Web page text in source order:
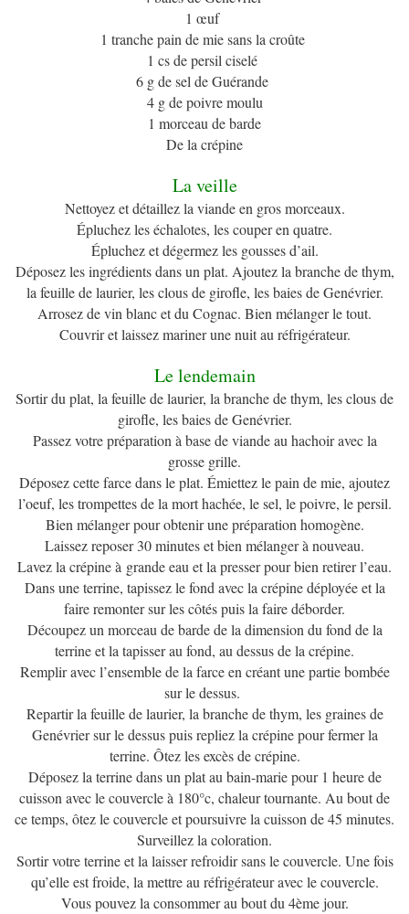
1 œuf
1 tranche pain de mie sans la croûte
1 cs de persil ciselé
6 g de sel de Guérande
4 g de poivre moulu
1 morceau de barde
De la crépine
La veille
Nettoyez et détaillez la viande en gros morceaux.
Épluchez les échalotes, les couper en quatre.
Épluchez et dégermez les gousses d’ail.
Déposez les ingrédients dans un plat. Ajoutez la branche de thym,
la feuille de laurier, les clous de girofle, les baies de Genévrier.
Arrosez de vin blanc et du Cognac. Bien mélanger le tout.
Couvrir et laissez mariner une nuit au réfrigérateur.
Le lendemain
Sortir du plat, la feuille de laurier, la branche de thym, les clous de
girofle, les baies de Genévrier.
Passez votre préparation à base de viande au hachoir avec la
grosse grille.
Déposez cette farce dans le plat. Émiettez le pain de mie, ajoutez
l’oeuf, les trompettes de la mort hachée, le sel, le poivre, le persil.
Bien mélanger pour obtenir une préparation homogène.
Laissez reposer 30 minutes et bien mélanger à nouveau.
Lavez la crépine à grande eau et la presser pour bien retirer l’eau.
Dans une terrine, tapissez le fond avec la crépine déployée et la
faire remonter sur les côtés puis la faire déborder.
Découpez un morceau de barde de la dimension du fond de la
terrine et la tapisser au fond, au dessus de la crépine.
Remplir avec l’ensemble de la farce en créant une partie bombée
sur le dessus.
Repartir la feuille de laurier, la branche de thym, les graines de
Genévrier sur le dessus puis repliez la crépine pour fermer la
terrine. Ôtez les excès de crépine.
Déposez la terrine dans un plat au bain-marie pour 1 heure de
cuisson avec le couvercle à 180°c, chaleur tournante. Au bout de
ce temps, ôtez le couvercle et poursuivre la cuisson de 45 minutes.
Surveillez la coloration.
Sortir votre terrine et la laisser refroidir sans le couvercle. Une fois
qu’elle est froide, la mettre au réfrigérateur avec le couvercle.
Vous pouvez la consommer au bout du 4ème jour.